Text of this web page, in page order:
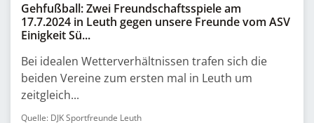
Gehfußball: Zwei Freundschaftsspiele am
17.7.2024 in Leuth gegen unsere Freunde vom ASV
Einigkeit Sü...
Bei idealen Wetterverhältnissen trafen sich die
beiden Vereine zum ersten mal in Leuth um
zeitgleich...
Quelle: DJK Sportfreunde Leuth